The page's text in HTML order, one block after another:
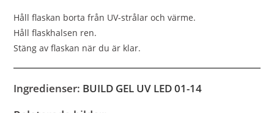
Håll flaskan borta från UV-strålar och värme.
Håll flaskhalsen ren.
Stäng av flaskan när du är klar.
Ingredienser: BUILD GEL UV LED 01-14